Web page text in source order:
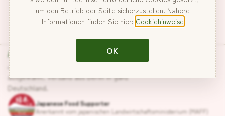
Japanische Lebensmittel, sorgfältig
ausgewählt. Versand aus Berlin in ganz
Deutschland.
Japanese Food Supporter
Anerkannt vom japanischen Landwirtschaftsministerium (MAFF)
um den Betrieb der Seite sicherzustellen. Nähere
Informationen finden Sie hier: Cookiehinweise
OK